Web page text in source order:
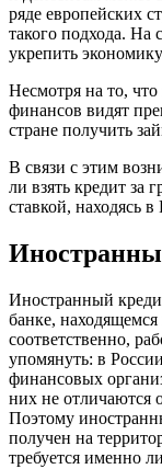
ряде европейских
такого подхода.
укрепить
Несмотря на то,
финансов видят
стране получить
В связи с этим
ли взять кредит за
ставкой, находясь в
Иностранный
банке, находящемся
соответственно,
упомянуть: в
финансовых
них не отличаются
Поэтому
получен на
требуется именно